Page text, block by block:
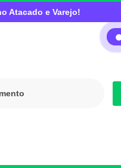
Atacado e Varejo!